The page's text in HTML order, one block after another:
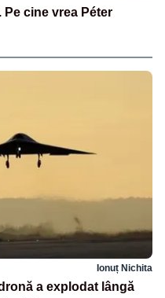
Pe cine vrea Péter
Ionuț Nichita
a explodat lângă